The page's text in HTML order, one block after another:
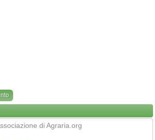
di Agraria.org